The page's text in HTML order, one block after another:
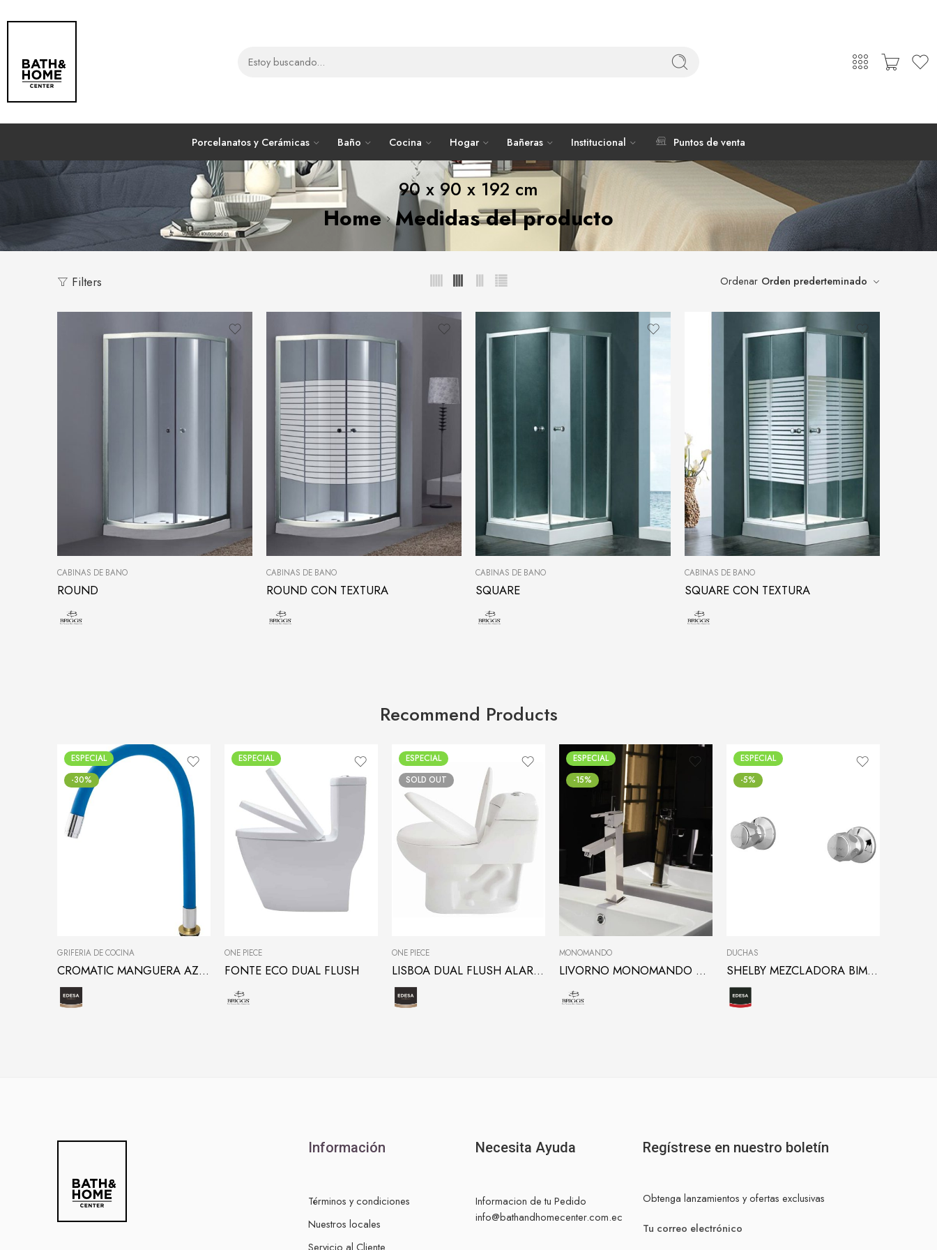
Porcelanatos y Cerámicas Baño Cocina Hogar Bañeras Institucional Puntos de venta
90 x 90 x 192 cm
Home Medidas del producto
Filters Ordenar Orden prederteminado
CABINAS DE BAÑO
ROUND
CABINAS DE BAÑO
ROUND CON TEXTURA
CABINAS DE BAÑO
SQUARE
CABINAS DE BAÑO
SQUARE CON TEXTURA
Recommend Products
ESPECIAL
-30%
GRIFERÍA DE COCINA
CROMATIC MANGUERA AZUL PARA COCINA
ESPECIAL
ONE PIECE
FONTE ECO DUAL FLUSH
ESPECIAL
SOLD OUT
ONE PIECE
LISBOA DUAL FLUSH ALARGADO
ESPECIAL
-15%
MONOMANDO
LIVORNO MONOMANDO ALTO PARA LAVAMANOS
ESPECIAL
-5%
DUCHAS
SHELBY MEZCLADORA BIMANDO DE DUCHA
Información
Términos y condiciones
Nuestros locales
Servicio al Cliente
Necesita Ayuda
Informacion de tu Pedido
info@bathandhomecenter.com.ec
Regístrese en nuestro boletín
Obtenga lanzamientos y ofertas exclusivas
Tu correo electrónico